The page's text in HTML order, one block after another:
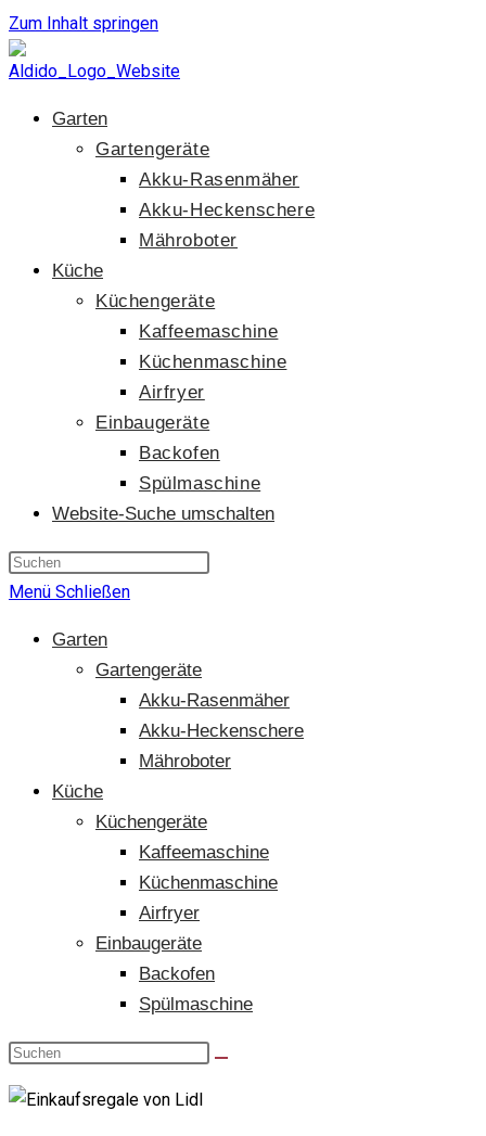
Zum Inhalt springen
Garten
Gartengeräte
Akku-Rasenmäher
Akku-Heckenschere
Mähroboter
Küche
Küchengeräte
Kaffeemaschine
Küchenmaschine
Airfryer
Einbaugeräte
Backofen
Spülmaschine
Website-Suche umschalten
Menü Schließen
Garten
Gartengeräte
Akku-Rasenmäher
Akku-Heckenschere
Mähroboter
Küche
Küchengeräte
Kaffeemaschine
Küchenmaschine
Airfryer
Einbaugeräte
Backofen
Spülmaschine